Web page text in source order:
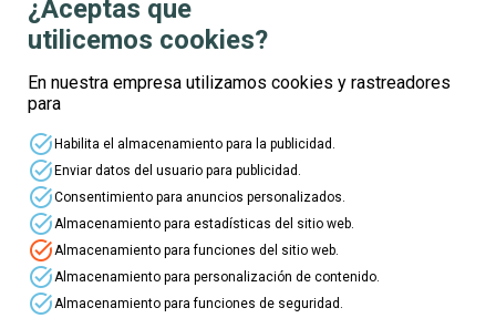
Galicia
¿Aceptas que
utilicemos cookies?
En nuestra empresa utilizamos cookies y rastreadores
para
task_altHabilita el almacenamiento para la publicidad.
task_altEnviar datos del usuario para publicidad.
task_altConsentimiento para anuncios personalizados.
task_alt Almacenamiento para estadísticas del sitio web.
task_alt Almacenamiento para funciones del sitio web.
task_alt Almacenamiento para personalización de contenido.
task_alt Almacenamiento para funciones de seguridad.